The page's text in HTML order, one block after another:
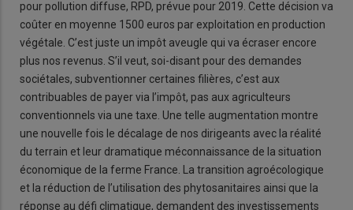
pour pollution diffuse, RPD, prévue pour 2019. Cette décision va
coûter en moyenne 1500 euros par exploitation en production
végétale. C’est juste un impôt aveugle qui va écraser encore
plus nos revenus. S’il veut, soi-disant pour des demandes
sociétales, subventionner certaines filières, c’est aux
contribuables de payer via l’impôt, pas aux agriculteurs
conventionnels via une taxe. Une telle augmentation montre
une nouvelle fois le décalage de nos dirigeants avec la réalité
du terrain et leur dramatique méconnaissance de la situation
économique de la ferme France. La transition agroécologique
et la réduction de l’utilisation des phytosanitaires ainsi que la
réponse au défi climatique, demandent des investissements